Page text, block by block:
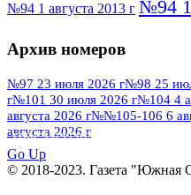
№94 1 августа 2013 г №94
№95 7 августа 2012 г
№95 28 июля
2013 г№96 6 июля
2012 г №96 28 июля 2015
№96+97 30 июля
№97
Архив номеров
№97 23 июля 2026 г№98 25
г№101 30 июля 2026 г№104 4
августа 2026 г№№105-106 6
августа 2026 г
ПОСМОТРЕТЬ ВСЕ
Go Up
© 2018-2023. Газета "Южная